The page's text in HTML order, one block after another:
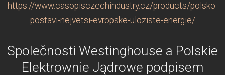
https://www.casopisczechindustry.cz/products/polsko-
postavi-nejvetsi-evropske-uloziste-energie/
Společnosti Westinghouse a Polskie
Elektrownie Jądrowe podpisem